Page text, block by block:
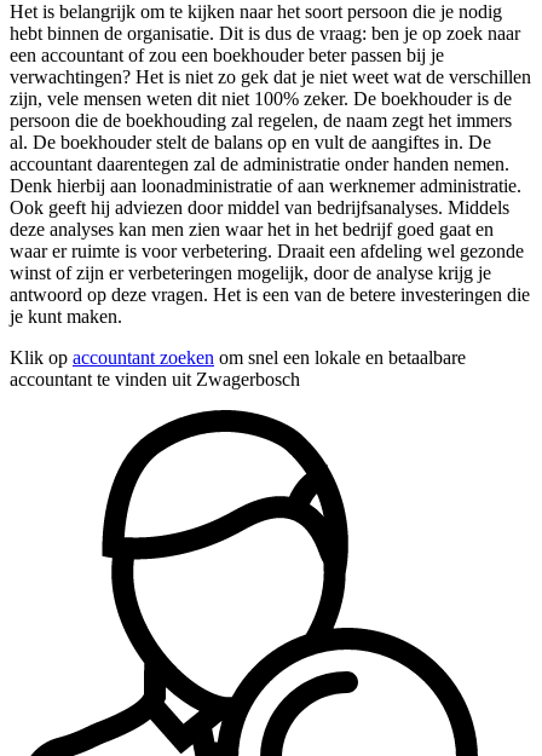
Het is belangrijk om te kijken naar het soort persoon die je nodig
hebt binnen de organisatie. Dit is dus de vraag: ben je op zoek naar
een accountant of zou een boekhouder beter passen bij je
verwachtingen? Het is niet zo gek dat je niet weet wat de verschillen
zijn, vele mensen weten dit niet 100% zeker. De boekhouder is de
persoon die de boekhouding zal regelen, de naam zegt het immers
al. De boekhouder stelt de balans op en vult de aangiftes in. De
accountant daarentegen zal de administratie onder handen nemen.
Denk hierbij aan loonadministratie of aan werknemer administratie.
Ook geeft hij adviezen door middel van bedrijfsanalyses. Middels
deze analyses kan men zien waar het in het bedrijf goed gaat en
waar er ruimte is voor verbetering. Draait een afdeling wel gezonde
winst of zijn er verbeteringen mogelijk, door de analyse krijg je
antwoord op deze vragen. Het is een van de betere investeringen die
je kunt maken.
Klik op accountant zoeken om snel een lokale en betaalbare
accountant te vinden uit Zwagerbosch